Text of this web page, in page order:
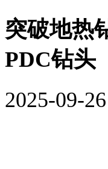
突破地热
PDC钻头
2025-09-